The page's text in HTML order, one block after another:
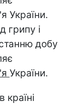
України.
грипу і
добу
'я України.
країні